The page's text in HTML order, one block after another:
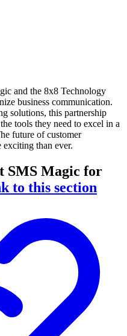
and the 8x8 Technology
business communication.
solutions, this partnership
tools they need to excel in a
future of customer
exciting than ever.
SMS Magic for
to this section